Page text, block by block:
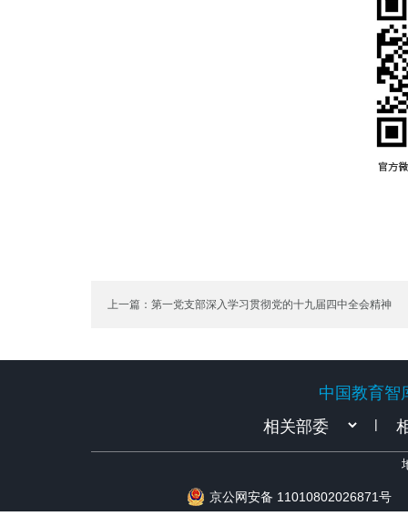
上一篇：第一党支部深入学习贯彻党的十九届四中全会精神
中国教育智
|
京公网安备 11010802026871号